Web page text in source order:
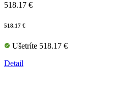
518.17 €
518.17 €
Ušetríte 518.17 €
Detail